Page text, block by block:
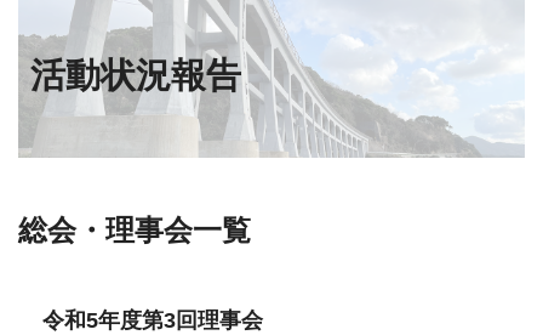
活動状況報告
総会・理事会一覧
令和5年度第3回理事会